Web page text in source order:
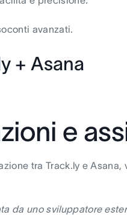
avanzati.
+ Asana
e
tra Track.ly e Asana,
da uno sviluppatore